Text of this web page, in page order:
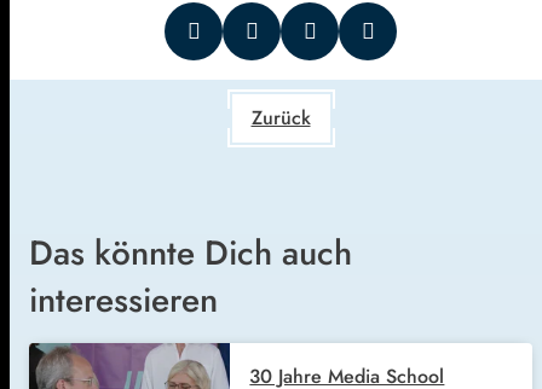
Zurück
Das könnte Dich auch
interessieren
30 Jahre Media School